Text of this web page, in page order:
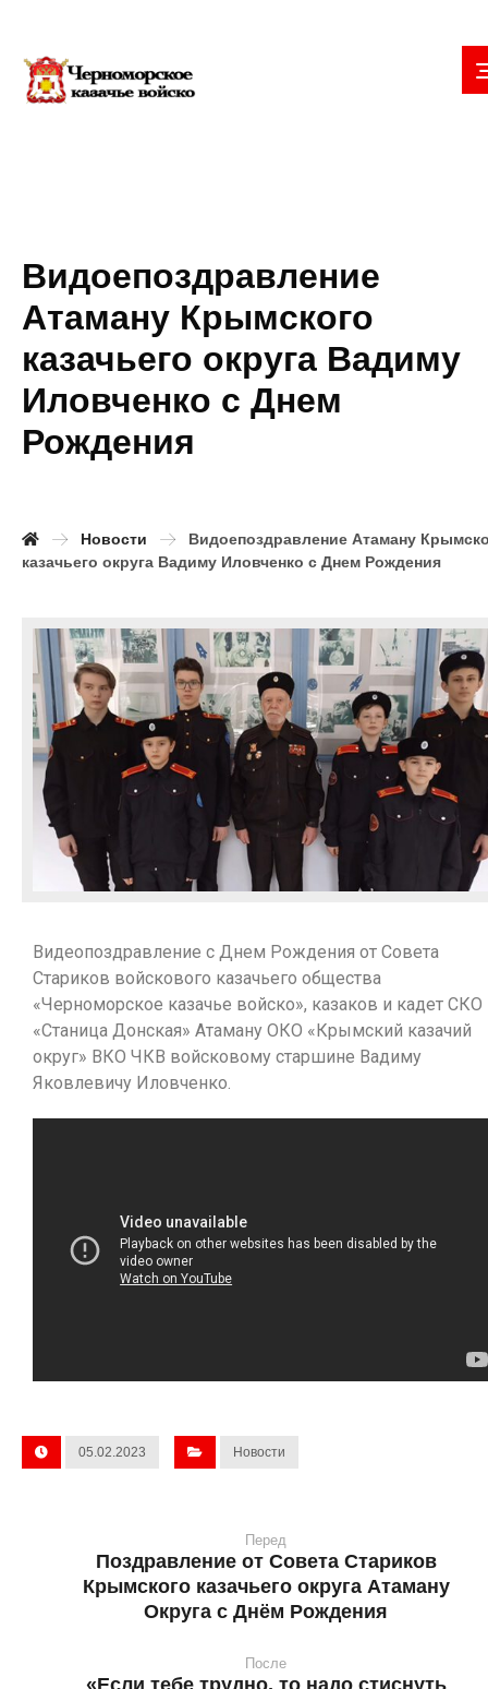
Видоепоздравление
Атаману Крымского
казачьего округа Вадиму
Иловченко с Днем
Рождения
Новости
Видоепоздравление Атаману
казачьего округа Вадиму Иловченко с Днем Рождения
Видеопоздравление с Днем Рождения от Совета
Стариков войскового казачьего общества
«Черноморское казачье войско», казаков и кадет СКО
«Станица Донская» Атаману ОКО «Крымский казачий
округ» ВКО ЧКВ войсковому старшине Вадиму
Яковлевичу Иловченко.
05.02.2023 Новости
Перед
Поздравление от Совета Стариков
Крымского казачьего округа Атаману
Округа с Днём Рождения
После
«Если тебе трудно, то надо стиснуть